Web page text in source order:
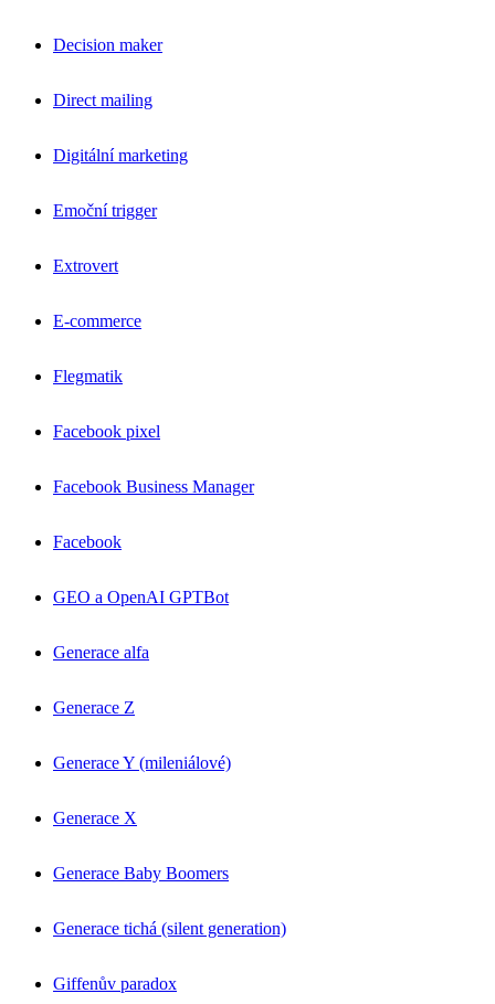
Decision maker
Direct mailing
Digitální marketing
Emoční trigger
Extrovert
E-commerce
Flegmatik
Facebook pixel
Facebook Business Manager
Facebook
GEO a OpenAI GPTBot
Generace alfa
Generace Z
Generace Y (mileniálové)
Generace X
Generace Baby Boomers
Generace tichá (silent generation)
Giffenův paradox